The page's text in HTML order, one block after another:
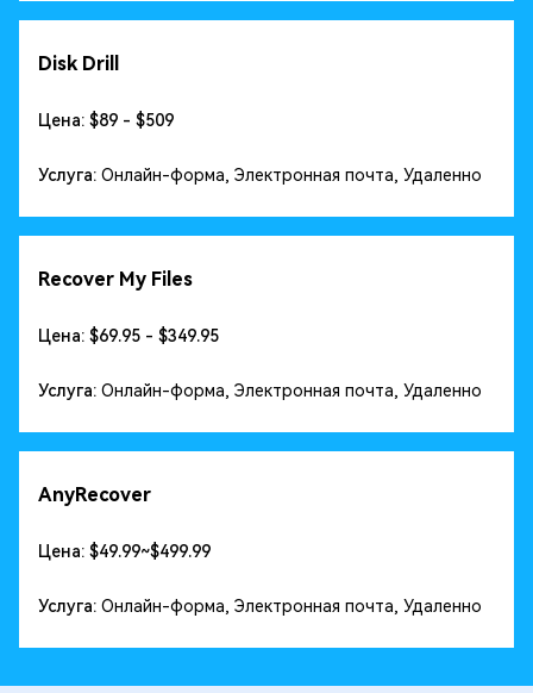
Disk Drill
Цена: $89 - $509
Услуга: Онлайн-форма, Электронная почта, Удаленно
Recover My Files
Цена: $69.95 - $349.95
Услуга: Онлайн-форма, Электронная почта, Удаленно
AnyRecover
Цена: $49.99~$499.99
Услуга: Онлайн-форма, Электронная почта, Удаленно